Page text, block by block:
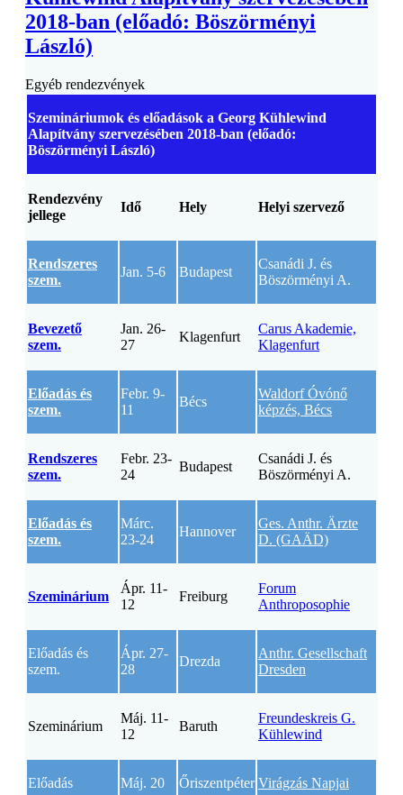
2018-ban (előadó: Böszörményi
László)
Egyéb rendezvények
Szemináriumok és előadások a Georg Kühlewind
Alapítvány szervezésében 2018-ban (előadó:
Böszörményi László)
Rendezvény
jellege
Idő Hely Helyi szervező
Rendszeres
szem.
Jan. 5-6 Budapest
Csanádi J. és
Böszörményi A.
Bevezető
szem.
Jan. 26-
27
Klagenfurt
Carus Akademie,
Klagenfurt
Előadás és
szem.
Febr. 9-
11
Bécs
Waldorf Óvónő
képzés, Bécs
Rendszeres
szem.
Febr. 23-
24
Budapest
Csanádi J. és
Böszörményi A.
Előadás és
szem.
Márc.
23-24
Hannover
Ges. Anthr. Ärzte
D. (GAÄD)
Szeminárium
Ápr. 11-
12
Freiburg
Forum
Anthroposophie
Előadás és
szem.
Ápr. 27-
28
Drezda
Anthr. Gesellschaft
Dresden
Szeminárium
Máj. 11-
12
Baruth
Freundeskreis G.
Kühlewind
Előadás Máj. 20 Őriszentpéter Virágzás Napjai